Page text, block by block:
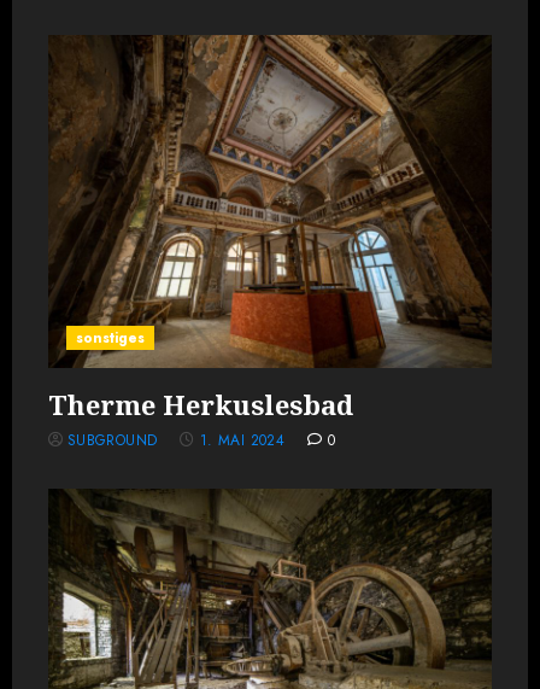
sonstiges
Therme Herkuslesbad
SUBGROUND 1. MAI 2024 0